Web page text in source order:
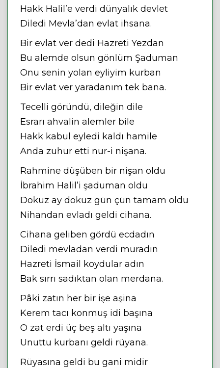
Hakk Halil’e verdi dünyalık devlet
Diledi Mevla’dan evlat ihsana.
Bir evlat ver dedi Hazreti Yezdan
Bu alemde olsun gönlüm Şaduman
Onu senin yolan eyliyim kurban
Bir evlat ver yaradanım tek bana.
Tecelli göründü, dileğin dile
Esrarı ahvalin alemler bile
Hakk kabul eyledi kaldı hamile
Anda zuhur etti nur-i nişana.
Rahmine düşüben bir nişan oldu
İbrahim Halil’i şaduman oldu
Dokuz ay dokuz gün çün tamam oldu
Nihandan evladı geldi cihana.
Cihana geliben gördü ecdadın
Diledi mevladan verdi muradın
Hazreti İsmail koydular adın
Bak sırrı sadıktan olan merdana.
Pâki zatın her bir işe aşina
Kerem tacı konmuş idi başına
O zat erdi üç beş altı yaşına
Unuttu kurbanı geldi rüyana.
Rüyasına geldi bu gani midir